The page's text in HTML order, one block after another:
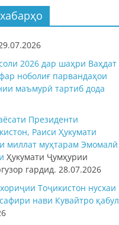
2026 дар шаҳри Ваҳдат
ноболиғ парвандаҳои
маъмурӣ тартиб дода
Президенти
Раиси Ҳукумати
миллат муҳтарам Эмомалӣ
Ҳукумати Ҷумҳурии
гардид. 28.07.2026
Тоҷикистон нусхаи
нави Кувайтро қабул